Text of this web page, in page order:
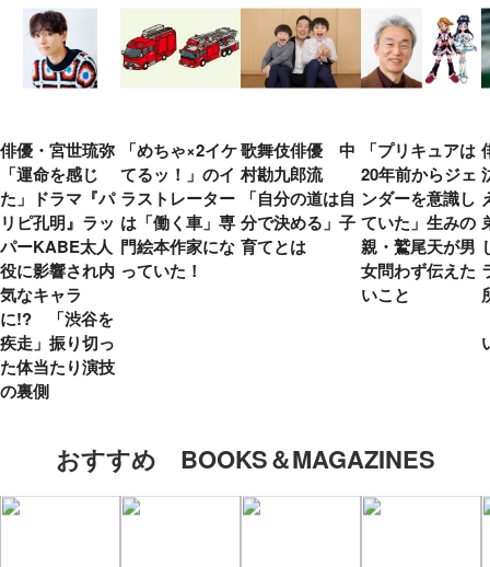
俳優・宮世琉弥
「運命を感じ
た」ドラマ『パ
リピ孔明』ラッ
パーKABE太人
役に影響され内
気なキャラ
に!? 「渋谷を
疾走」振り切っ
た体当たり演技
の裏側
「めちゃ×2イケ
てるッ！」のイ
ラストレーター
は「働く車」専
門絵本作家にな
っていた！
歌舞伎俳優 中
村勘九郎流
「自分の道は自
分で決める」子
育てとは
「プリキュアは
20年前からジェ
ンダーを意識し
ていた」生みの
親・鷲尾天が男
女問わず伝えた
いこと
おすすめ BOOKS＆MAGAZINES